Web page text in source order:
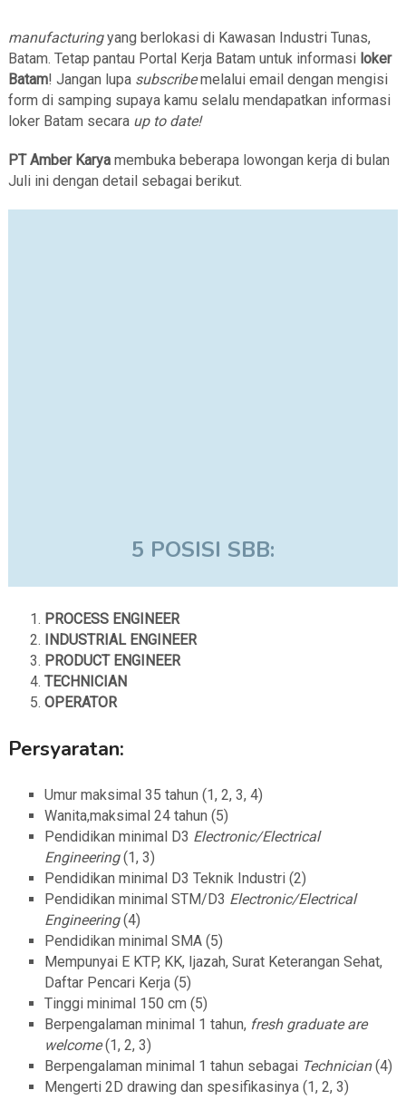
manufacturingyang berlokasi di Kawasan Industri Tunas,
Batam. Tetap pantau Portal Kerja Batam untuk informasi loker
Batam! Jangan lupa subscribemelalui email dengan mengisi
form di samping supaya kamu selalu mendapatkan informasi
loker Batam secara up to date!
PT Amber Karya membuka beberapa lowongan kerja di bulan
Juli ini dengan detail sebagai berikut.
5 POSISI SBB:
PROCESS ENGINEER
INDUSTRIAL ENGINEER
PRODUCT ENGINEER
TECHNICIAN
OPERATOR
Persyaratan:
Umur maksimal 35 tahun (1, 2, 3, 4)
Wanita,maksimal 24 tahun (5)
Pendidikan minimal D3 Electronic/Electrical
Engineering(1, 3)
Pendidikan minimal D3 Teknik Industri (2)
Pendidikan minimal STM/D3 Electronic/Electrical
Engineering(4)
Pendidikan minimal SMA (5)
Mempunyai E KTP, KK, Ijazah, Surat Keterangan Sehat,
Daftar Pencari Kerja (5)
Tinggi minimal 150 cm (5)
Berpengalaman minimal 1 tahun, fresh graduate are
welcome(1, 2, 3)
Berpengalaman minimal 1 tahun sebagai Technician(4)
Mengerti 2D drawing dan spesifikasinya (1, 2, 3)